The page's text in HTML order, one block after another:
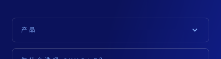
产品